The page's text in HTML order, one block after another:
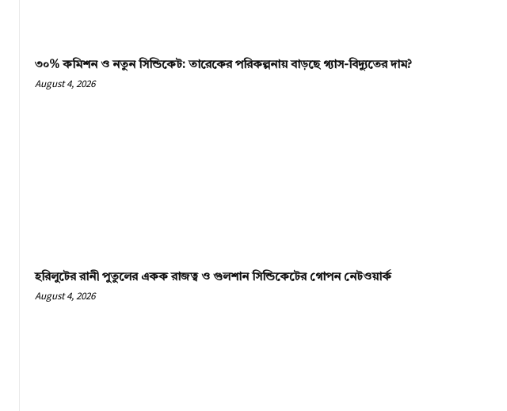
৩০% কমিশন ও নতুন সিন্ডিকেট: তারেকের পরিকল্পনায় বাড়ছে গ্যাস-বিদ্যুতের দাম?
August 4, 2026
হরিলুটের রানী পুতুলের একক রাজত্ব ও গুলশান সিন্ডিকেটের গোপন নেটওয়ার্ক
August 4, 2026